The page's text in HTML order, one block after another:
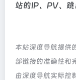
站的IP、PV、跳
本站深度导航提供
部链接的准确性和
由深度导航实际控